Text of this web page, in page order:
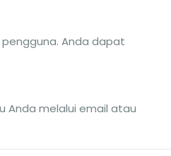
Anda dapat
Anda melalui email atau